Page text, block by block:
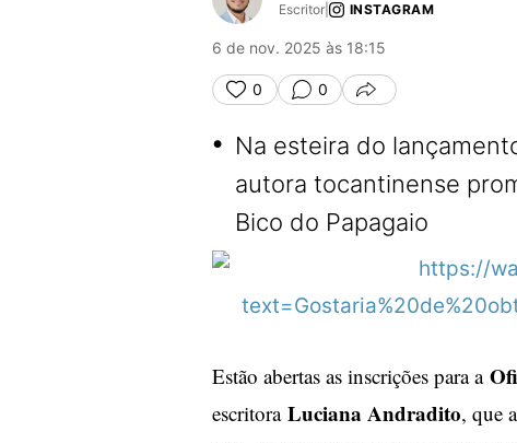
Escritor| INSTAGRAM
6 de nov. 2025 às 18:15
0 0 COMPARTILHAR
• Na esteira do
autora tocantinense
Bico do Papagaio
Estão abertas as inscrições para a
escritora Luciana Andradito, que